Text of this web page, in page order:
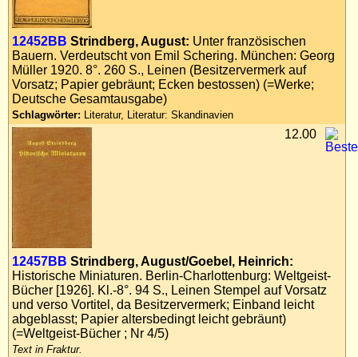
12452BB Strindberg, August: Unter französischen
Bauern. Verdeutscht von Emil Schering. München: Georg
Müller 1920. 8°. 260 S., Leinen (Besitzervermerk auf
Vorsatz; Papier gebräunt; Ecken bestossen) (=Werke;
Deutsche Gesamtausgabe)
Schlagwörter: Literatur, Literatur: Skandinavien
12457BB Strindberg, August/Goebel, Heinrich:
Historische Miniaturen. Berlin-Charlottenburg: Weltgeist-
Bücher [1926]. Kl.-8°. 94 S., Leinen Stempel auf Vorsatz
und verso Vortitel, da Besitzervermerk; Einband leicht
abgeblasst; Papier altersbedingt leicht gebräunt)
(=Weltgeist-Bücher ; Nr 4/5)
Text in Fraktur.
12.00